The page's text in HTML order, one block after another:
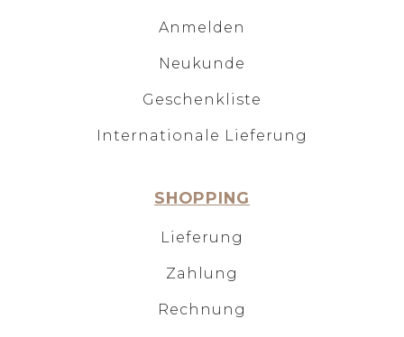
Anmelden
Neukunde
Geschenkliste
Internationale Lieferung
SHOPPING
Lieferung
Zahlung
Rechnung